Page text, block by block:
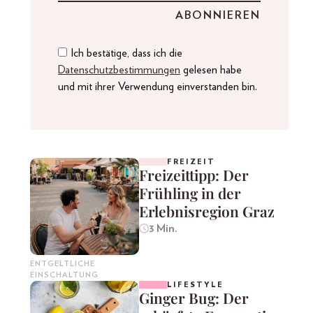
Ich bestätige, dass ich die
Datenschutzbestimmungen gelesen habe
und mit ihrer Verwendung einverstanden bin.
ENTGELTLICHE
EINSCHALTUNG
FREIZEIT
Freizeittipp: Der
Frühling in der
Erlebnisregion Graz
3 Min.
LIFESTYLE
Ginger Bug: Der